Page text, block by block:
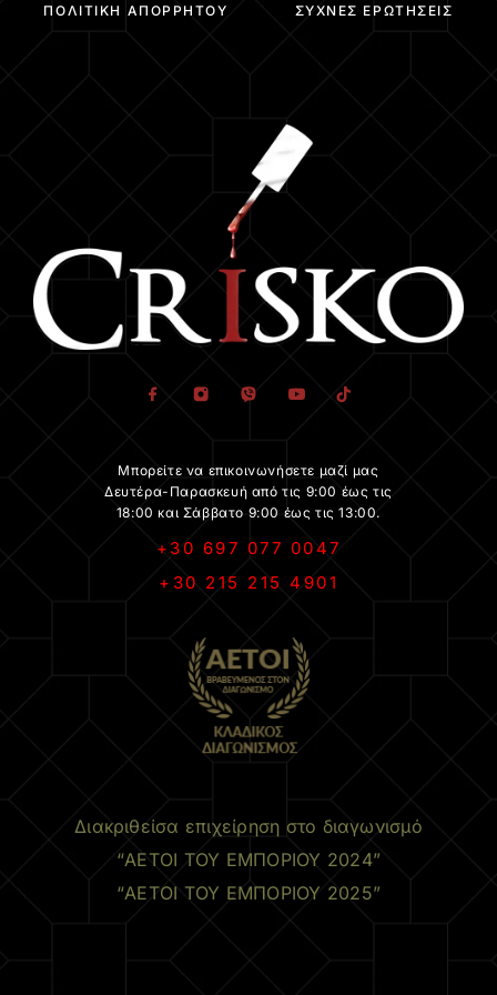
ΠΟΛΙΤΙΚΉ ΑΠΟΡΡΉΤΟΥ ΣΥΧΝΈΣ ΕΡΩΤΉΣΕΙΣ
Μπορείτε να επικοινωνήσετε μαζί μας
Δευτέρα-Παρασκευή από τις 9:00 έως τις
18:00 και Σάββατο 9:00 έως τις 13:00.
+30 697 077 0047
+30 215 215 4901
Διακριθείσα επιχείρηση στο διαγωνισμό
“ΑΕΤΟΙ ΤΟΥ ΕΜΠΟΡΙΟΥ 2024”
“ΑΕΤΟΙ ΤΟΥ ΕΜΠΟΡΙΟΥ 2025”